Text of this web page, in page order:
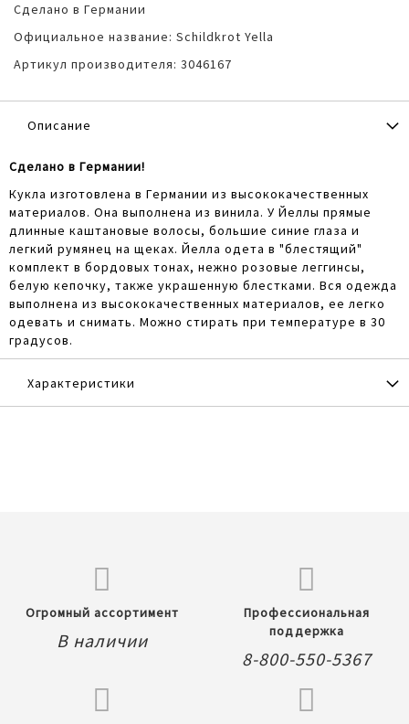
Сделано в Германии
Официальное название: Schildkrot Yella
Артикул производителя: 3046167
Описание
Сделано в Германии!
Кукла изготовлена в Германии из высококачественных
материалов. Она выполнена из винила. У Йеллы прямые
длинные каштановые волосы, большие синие глаза и
легкий румянец на щеках. Йелла одета в "блестящий"
комплект в бордовых тонах, нежно розовые леггинсы,
белую кепочку, также украшенную блестками. Вся одежда
выполнена из высококачественных материалов, ее легко
одевать и снимать. Можно стирать при температуре в 30
градусов.
Характеристики
Огромный ассортимент
В наличии
Профессиональная
поддержка
8-800-550-5367